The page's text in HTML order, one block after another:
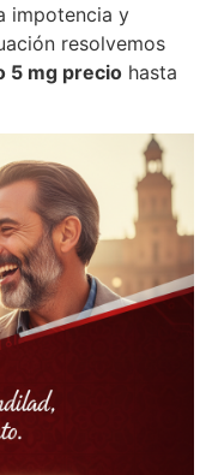
impotencia y
resolvemos
5 mg precio hasta